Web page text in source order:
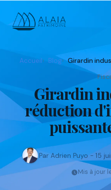
Accueil Blog Girardin
Girardin
réduction
Par Adrien Puyo - 15
Mis à jour